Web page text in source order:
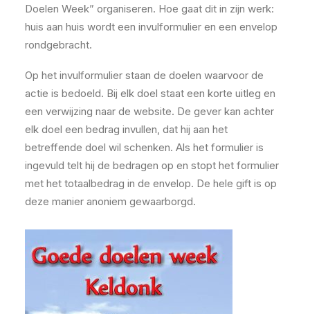
Doelen Week” organiseren. Hoe gaat dit in zijn werk:
huis aan huis wordt een invulformulier en een envelop
rondgebracht.
Op het invulformulier staan de doelen waarvoor de
actie is bedoeld. Bij elk doel staat een korte uitleg en
een verwijzing naar de website. De gever kan achter
elk doel een bedrag invullen, dat hij aan het
betreffende doel wil schenken. Als het formulier is
ingevuld telt hij de bedragen op en stopt het formulier
met het totaalbedrag in de envelop. De hele gift is op
deze manier anoniem gewaarborgd.